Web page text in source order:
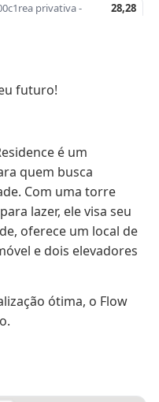
privativa -
28,28
futuro!
é um
quem busca
Com uma torre
lazer, ele visa seu
oferece um local de
e dois elevadores
ótima, o Flow